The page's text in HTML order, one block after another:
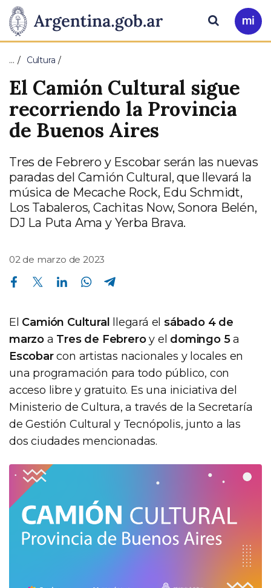
Presidencia
de
la
Nación
Pasar al contenido principal
Ir
a
Buscar
… Cultura
El Camión Cultural sigue
recorriendo la Provincia
de Buenos Aires
Tres de Febrero y Escobar serán las nuevas
paradas del Camión Cultural, que llevará la
música de Mecache Rock, Edu Schmidt,
Los Tabaleros, Cachitas Now, Sonora Belén,
DJ La Puta Ama y Yerba Brava.
02 de marzo de 2023
Compartir en Facebook Compartir en Twitter Compartir en Linkedin Compartir en Whatsapp
El Camión Cultural llegará elsábado 4 de
marzo a Tres de Febreroy el domingo 5a
Escobarcon artistas nacionales y locales en
una programación para todo público, con
acceso libre y gratuito. Es una iniciativa del
Ministerio de Cultura, a través de la Secretaría
de Gestión Cultural y Tecnópolis, junto a las
dos ciudades mencionadas.